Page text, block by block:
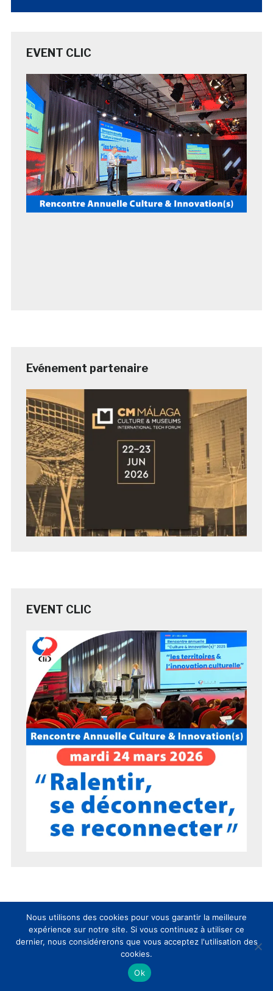
EVENT CLIC
Evénement partenaire
EVENT CLIC
15 ans du CLIC en 15 chiffres !
Nous utilisons des cookies pour vous garantir la meilleure
expérience sur notre site. Si vous continuez à utiliser ce
dernier, nous considérerons que vous acceptez l'utilisation des
cookies.
Ok